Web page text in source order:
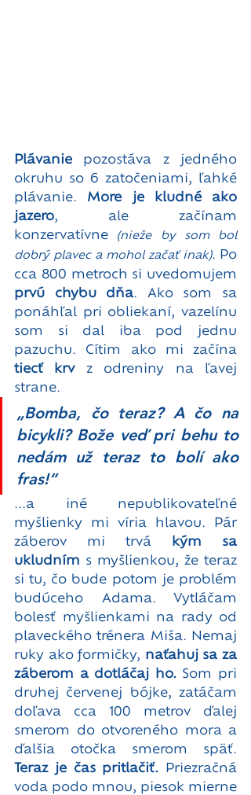
Plávanie pozostáva z jedného
okruhu so 6 zatočeniami, ľahké
plávanie. More je kludné ako
jazero, ale začínam
konzervatívne
(nieže by som bol
dobrý plavec a mohol začať inak). Po
prvú chybu dňa. Ako som sa
ponáhľal pri obliekaní, vazelínu
som si dal iba pod jednu
tiecť krv z odreniny na ľavej
strane.
„Bomba, čo teraz? A čo na
bicykli? Bože veď pri behu to
nedám už teraz to bolí ako
fras!“
...a iné nepublikovateľné
myšlienky mi víria hlavou. Pár
záberov mi trvá
kým sa
ukludním s myšlienkou, že teraz
si tu, čo bude potom je problém
budúceho Adama. Vytláčam
bolesť myšlienkami na rady od
plaveckého trénera Miša. Nemaj
ruky ako formičky, naťahuj sa za
záberom a dotláčaj ho. Som pri
druhej červenej bójke, zatáčam
doľava cca 100 metrov ďalej
smerom do otvoreného mora a
Teraz je čas pritlačiť.
Priezračná
voda podo mnou, piesok mierne